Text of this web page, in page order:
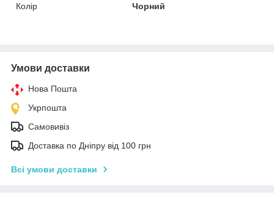
Колір Чорний
Умови доставки
Нова Пошта
Укрпошта
Самовивіз
Доставка по Дніпру від 100 грн
Всі умови доставки